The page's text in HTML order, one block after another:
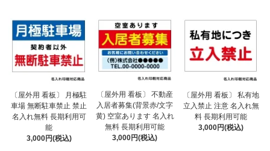
〔屋外用 看板〕 月極駐
車場 無断駐車禁止 禁止
名入れ無料 長期利用可
能
3,000円(税込)
〔屋外用 看板〕 不動産
入居者募集(背景赤/文字
黄) 空室あります 名入れ
無料 長期利用可能
3,000円(税込)
〔屋外用 看板〕 私有地
立入禁止 注意 名入れ無
料 長期利用可能
3,000円(税込)